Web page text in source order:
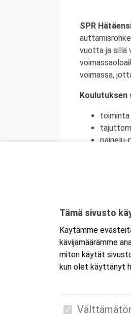
SPR
vuotta ja sillä
voimassa,
Koulutuksen
Kyseessä
tai
Tarkemmat
Tämä sivusto
Käytämme
kävijämäärämme
miten käytät
kun olet käyttänyt